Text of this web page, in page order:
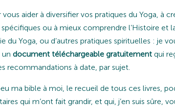
aider à diversifier vos pratiques du Yoga, à
spécifiques ou à mieux comprendre l’Histoire et
du Yoga, ou d’autres pratiques spirituelles : je
document téléchargeable gratuitementqui
recommandations à date, par sujet.
ma bible à moi, le recueil de tous ces livres,
qui m’ont fait grandir, et qui, j’en suis sûre,